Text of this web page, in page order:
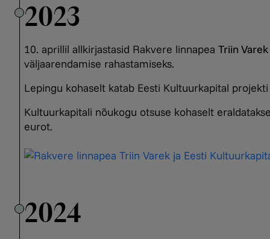
2023
10. aprillil allkirjastasid Rakvere linnapea Triin Varek
väljaarendamise rahastamiseks.
Lepingu kohaselt katab Eesti Kultuurkapital
Kultuurkapitali nõukogu otsuse kohaselt
eurot.
2024